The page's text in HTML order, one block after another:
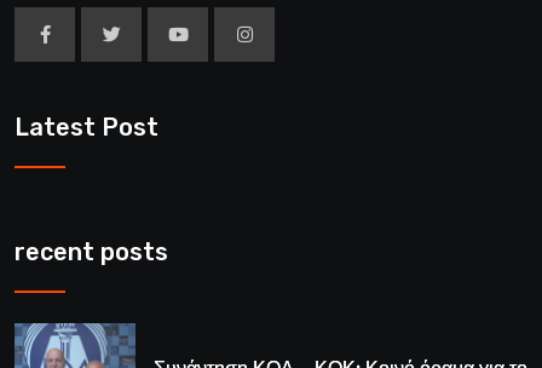
Latest Post
recent posts